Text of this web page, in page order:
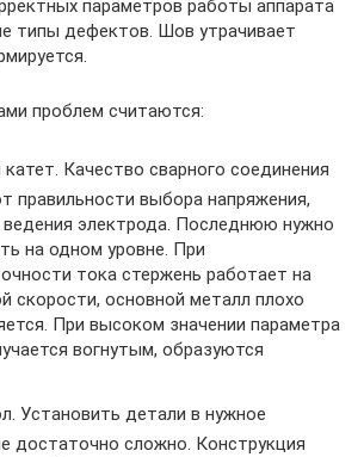
параметров работы аппарата
типы дефектов. Шов утрачивает
проблем считаются:
Качество сварного соединения
правильности выбора напряжения,
ведения электрода. Последнюю нужно
на одном уровне. При
тока стержень работает на
скорости, основной металл плохо
При высоком значении параметра
вогнутым, образуются
Установить детали в нужное
достаточно сложно. Конструкция